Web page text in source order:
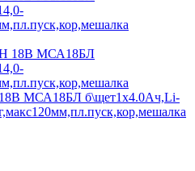
МСА18БЛ б\щет1х4.0Ач,Li-